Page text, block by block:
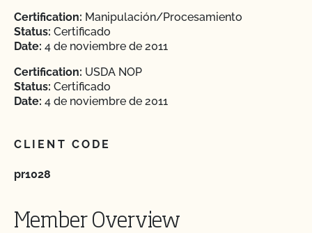
Certification: Manipulación/Procesamiento
Status: Certificado
Date: 4 de noviembre de 2011
Certification: USDA NOP
Status: Certificado
Date: 4 de noviembre de 2011
CLIENT CODE
pr1028
Member Overview